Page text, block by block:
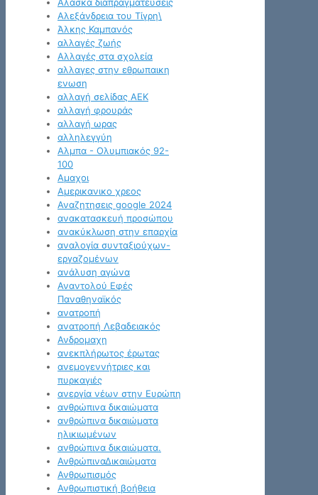
Αλεξάνδρεια του Τίγρη\
Άλκης Καμπανός
αλλαγές ζωής
Αλλαγές στα σχολεία
αλλαγες στην εθρωπαικη
ενωση
αλλαγή σελίδας ΑΕΚ
αλλαγή φρουράς
αλλαγή ωρας
αλληλεγγύη
Αλμπα - Ολυμπιακός 92-
100
Αμαχοι
Αμερικανικο χρεος
Αναζητησεις google 2024
ανακατασκευή προσώπου
ανακύκλωση στην επαρχία
αναλογία συνταξιούχων-
εργαζομένων
ανάλυση αγώνα
Αναντολού Εφές
Παναθηναϊκός
ανατροπή
ανατροπή Λεβαδειακός
Ανδρομαχη
ανεκπλήρωτος έρωτας
ανεμογεννήτριες και
πυρκαγιές
ανεργία νέων στην Ευρώπη
ανθρώπινα δικαιώματα
ανθρώπινα δικαιώματα
ηλικιωμένων
ανθρώπινα δικαιώματα.
ΑνθρώπιναΔικαιώματα
Ανθρωπισμός
Ανθρωπιστική βοήθεια